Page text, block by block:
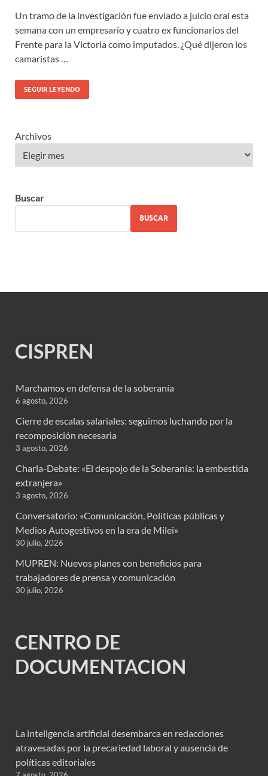
Un tramo de la investigación fue enviado a juicio oral esta
semana con un empresario y cuatro ex funcionarios del
Frente para la Victoria como imputados. ¿Qué dijeron los
camaristas …
SEGUIR LEYENDO
Archivos
Buscar
BUSCAR
CISPREN
Marchamos en defensa de la soberanía
6 agosto, 2026
Cierre de escalas salariales: seguimos luchando por la
recomposición necesaria
3 agosto, 2026
Charla-Debate: «El despojo de la Soberanía: la embestida
extranjera»
3 agosto, 2026
Conversatorio: «Comunicación, Políticas públicas y
Medios Autogestivos en la era de Milei»
30 julio, 2026
MUPREN: Nuevos planes con beneficios para
trabajadores de prensa y comunicación
30 julio, 2026
CENTRO DE
DOCUMENTACION
La inteligencia artificial desembarca en redacciones
atravesadas por la precariedad laboral y ausencia de
políticas editoriales